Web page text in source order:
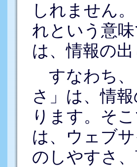
しれません
れという意
は、情報の
すなわち、
さ」は、情
ります。そ
は、ウェブ
のしやすさ